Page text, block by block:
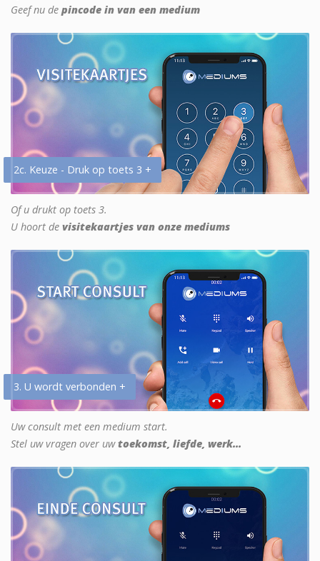
Geef nu de pincode in van een medium
2c. Keuze - Druk op toets 3 +
Of u drukt op toets 3.
U hoort de visitekaartjes van onze mediums
3. U wordt verbonden +
Uw consult met een medium start.
Stel uw vragen over uwtoekomst, liefde, werk...